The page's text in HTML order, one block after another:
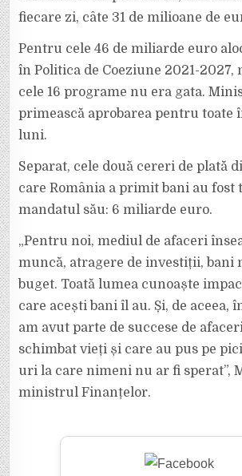
fiecare zi, câte 31 de milioane de
Pentru cele 46 de miliarde euro
în Politica de Coeziune 2021-
cele 16 programe nu era gata.
primească aprobarea pentru toate
luni.
Separat, cele două cereri de plată
care România a primit bani au fost
mandatul său: 6 miliarde euro.
„Pentru noi, mediul de afaceri
muncă, atragere de investiții, bani
buget. Toată lumea cunoaște
care acești bani îl au. Și, de aceea,
am avut parte de succese de
schimbat vieți și care au pus pe
uri la care nimeni nu ar fi sperat”,
ministrul Finanțelor.